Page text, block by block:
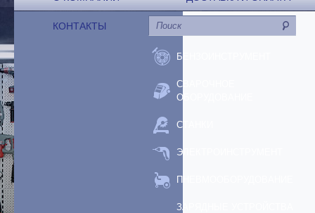
КОНТАКТЫ
БЕНЗОИНСТРУМЕНТ
СВАРОЧНОЕ
ОБОРУДОВАНИЕ
СТАНКИ
ЭЛЕКТРОИНСТРУМЕНТ
ПНЕВМООБОРУДОВАНИЕ
ЗАРЯДНЫЕ УСТРОЙСТВА